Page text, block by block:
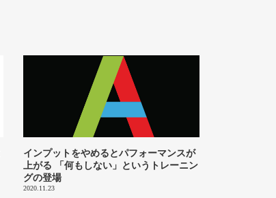
インプットをやめるとパフォーマンスが
上がる 「何もしない」というトレーニン
グの登場
2020.11.23